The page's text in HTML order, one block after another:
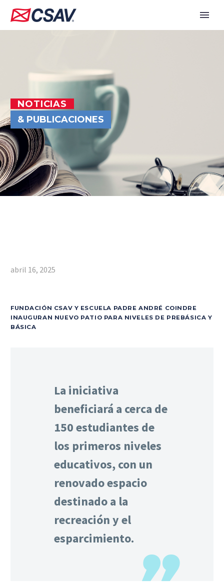
NOTICIAS
& PUBLICACIONES
abril 16, 2025
FUNDACIÓN CSAV Y ESCUELA PADRE ANDRÉ COINDRE
INAUGURAN NUEVO PATIO PARA NIVELES DE PREBÁSICA Y
BÁSICA
La iniciativa
beneficiará a cerca de
150 estudiantes de
los primeros niveles
educativos, con un
renovado espacio
destinado a la
recreación y el
esparcimiento.